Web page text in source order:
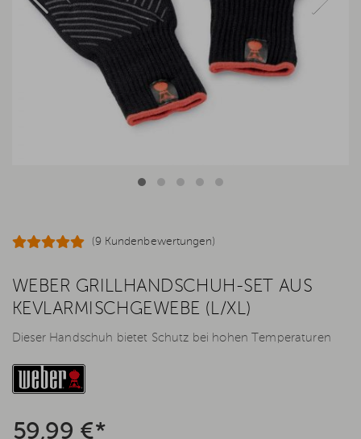
(9 Kundenbewertungen)
WEBER GRILLHANDSCHUH-SET AUS
KEVLARMISCHGEWEBE (L/XL)
Dieser Handschuh bietet Schutz bei hohen Temperaturen
59,99 €*